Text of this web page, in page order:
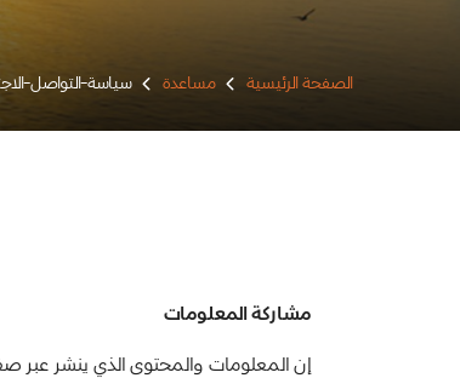
الصفحة الرئيسية مساعدة سياسة-التواصل-
مشاركة المعلومات
إن المعلومات والمحتوى الذي ينشر عبر